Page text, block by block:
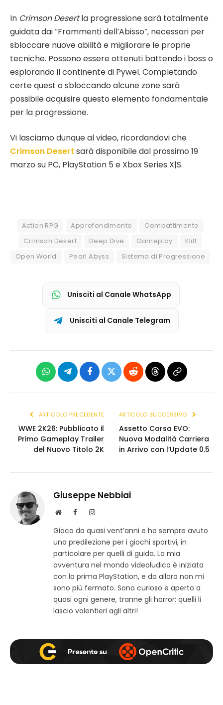
In Crimson Desertla progressione sarà totalmente
guidata dai “Frammenti dell’Abisso”, necessari per
sbloccare nuove abilità e migliorare le proprie
tecniche. Possono essere ottenuti battendo i boss o
esplorando il continente di Pywel. Completando
certe quest o sbloccando alcune zone sarà
possibile acquisire questo elemento fondamentale
per la progressione.
Vi lasciamo dunque al video, ricordandovi che
Crimson Desert sarà disponibile dal prossimo 19
marzo su PC, PlayStation 5 e Xbox Series X|S.
Action RPG Approfondimento
Combattimento
Crimson Desert
Deep Dive Gameplay
Kliff
Open World
Pearl Abyss Sistema di Progressione
Unisciti al Canale WhatsApp
Unisciti al Canale Telegram
WhatsAppTelegramFacebook
X
RedditThreadsCopia
ARTICOLO PRECEDENTE
WWE 2K26: Pubblicato il
Primo Gameplay Trailer
del Nuovo Titolo 2K
ARTICOLO SUCCESSIVO
Assetto Corsa EVO:
Nuova Modalità Carriera
in Arrivo con l’Update 0.5
Giuseppe Nebbiai
S
t
o
w
F
c
e
b
k
I
s
t
a
a
m
Gioco da quasi vent’anni e ho sempre avuto
una predilezione per i giochi sportivi, in
particolare per quelli di guida. La mia
avventura nel mondo videoludico è iniziata
con la prima PlayStation, e da allora non mi
sono più fermato. Sono curioso e aperto a
quasi ogni genere, tranne gli horror: quelli li
lascio volentieri agli altri!